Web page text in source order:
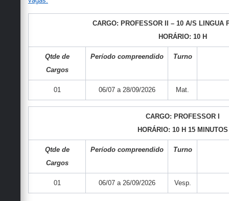
CARGO: PROFESSOR II – 10 A/S LINGUA
HORÁRIO: 10 H
Qtde de
Cargos
Período compreendido Turno
01 06/07 a 28/09/2026 Mat.
CARGO: PROFESSOR I
HORÁRIO: 10 H 15 MINUTOS
Qtde de
Cargos
Período compreendido Turno
01 06/07 a 26/09/2026 Vesp.